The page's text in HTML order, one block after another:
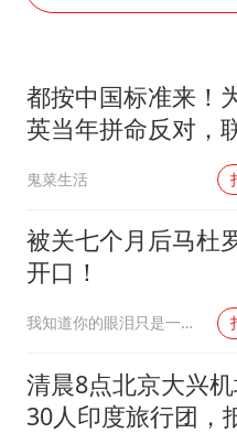
以军
银河
都按中国标准来！
英当年拼命反对，
鬼菜生活
被关七个月后马杜
开口！
我知道你的眼泪只是一种无奈
清晨8点北京大兴机
30人印度旅行团，